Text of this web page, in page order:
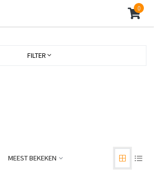
0
FILTER
MEEST BEKEKEN